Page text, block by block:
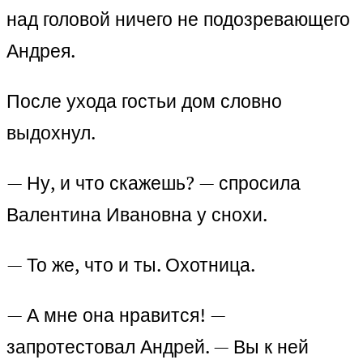
над головой ничего не подозревающего
Андрея.
После ухода гостьи дом словно
выдохнул.
— Ну, и что скажешь? — спросила
Валентина Ивановна у снохи.
— То же, что и ты. Охотница.
— А мне она нравится! —
запротестовал Андрей. — Вы к ней